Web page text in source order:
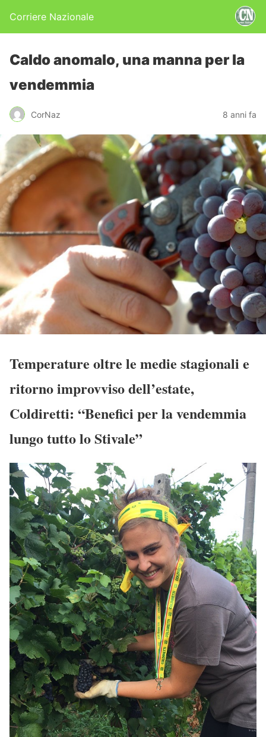
Corriere Nazionale
Caldo anomalo, una manna per la
vendemmia
CorNaz 8 anni fa
Temperature oltre le medie stagionali e
ritorno improvviso dell’estate,
Coldiretti: “Benefici per la vendemmia
lungo tutto lo Stivale”